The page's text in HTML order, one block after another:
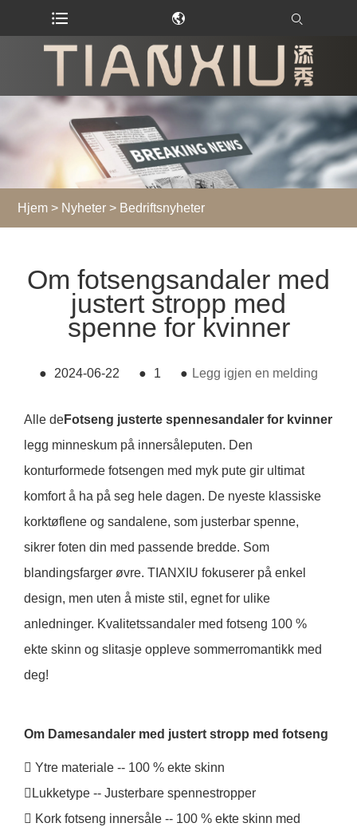
Hjem > Nyheter > Bedriftsnyheter
Om fotsengsandaler med
justert stropp med
spenne for kvinner
● 2024-06-22 ● 1 ● Legg igjen en melding
Alle deFotseng justerte spennesandaler for kvinner
legg minneskum på innersåleputen. Den
konturformede fotsengen med myk pute gir ultimat
komfort å ha på seg hele dagen. De nyeste klassiske
korktøflene og sandalene, som justerbar spenne,
sikrer foten din med passende bredde. Som
blandingsfarger øvre. TIANXIU fokuserer på enkel
design, men uten å miste stil, egnet for ulike
anledninger. Kvalitetssandaler med fotseng 100 %
ekte skinn og slitasje oppleve sommerromantikk med
deg!
Om Damesandaler med justert stropp med fotseng
 Ytre materiale -- 100 % ekte skinn
Lukketype -- Justerbare spennestropper
 Kork fotseng innersåle -- 100 % ekte skinn med